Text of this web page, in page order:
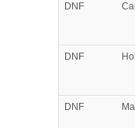
DNF
DNF
DNF